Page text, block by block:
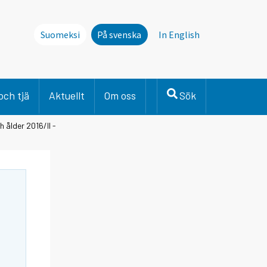
Suomeksi På svenska In English
tjä Aktuellt Om oss Sök
ålder 2016/II -